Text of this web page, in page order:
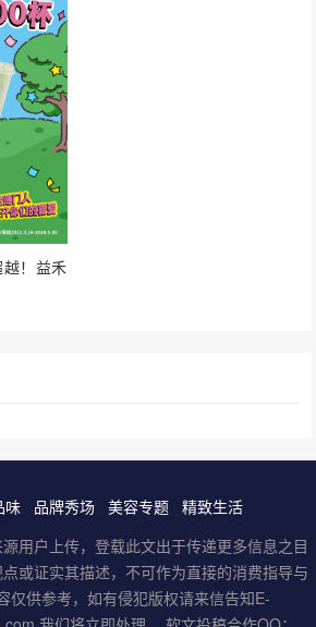
！益禾
味 品牌秀场 美容专题 精致生活
用户上传，登载此文出于传递更多信息之目
或证实其描述，不可作为直接的消费指导与
仅供参考，如有侵犯版权请来信告知E-